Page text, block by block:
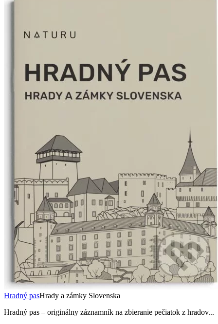
Hradný pasHrady a zámky Slovenska
Hradný pas – originálny záznamník na zbieranie pečiatok z hradov...